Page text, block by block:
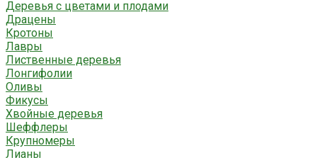
Деревья с цветами и плодами
Драцены
Кротоны
Лавры
Лиственные деревья
Лонгифолии
Оливы
Фикусы
Хвойные деревья
Шеффлеры
Крупномеры
Лианы